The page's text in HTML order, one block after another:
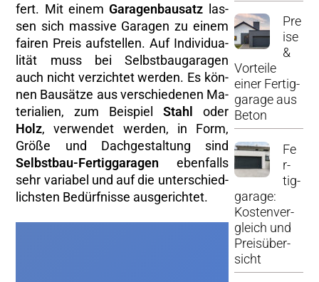
fert. Mit einemGa­ra­gen­bau­satz las­
sen sich mas­si­ve Ga­ra­gen zu einem
fai­ren Preis auf­stel­len. Auf In­di­vi­dua­
li­tät muss bei Selbst­bau­ga­ra­gen
auch nicht ver­zich­tet wer­den. Es kön­
nen Bau­sät­ze aus ver­schie­de­nen Ma­
te­ria­li­en, zum Bei­spiel Stahl
oder
Holz, ver­wen­det wer­den, in Form,
Größe und Dach­ge­stal­tung sind
Selbst­bau-Fer­tig­ga­ra­gen eben­falls
sehr va­ria­bel und auf die un­ter­schied­
lichs­ten Be­dürf­nis­se aus­ge­rich­tet.
Pre
i­se
&
Vor­tei­le
einer Fer­tig­
ga­ra­ge aus
Beton
Fe
r­
tig­
ga­ra­ge:
Kos­ten­ver­
gleich und
Preis­über­
sicht